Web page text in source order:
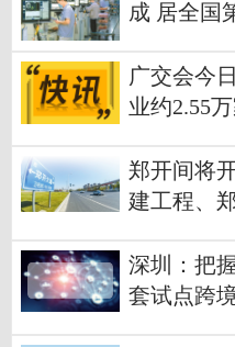
成 居全国
广交会今
业约2.55
郑开间将
建工程、
深圳：把
套试点跨